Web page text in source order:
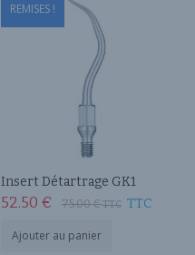
REMISES !
Insert Détartrage GK1
75.00€TTC
52.50 € TTC
Ajouter au panier